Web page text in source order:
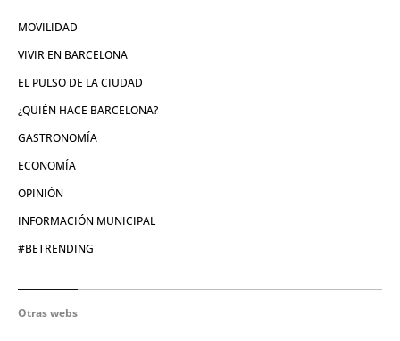
MOVILIDAD
VIVIR EN BARCELONA
EL PULSO DE LA CIUDAD
¿QUIÉN HACE BARCELONA?
GASTRONOMÍA
ECONOMÍA
OPINIÓN
INFORMACIÓN MUNICIPAL
#BETRENDING
Otras webs